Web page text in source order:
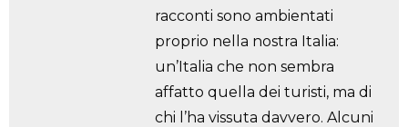
racconti sono ambientati
proprio nella nostra Italia:
un’Italia che non sembra
affatto quella dei turisti, ma di
chi l’ha vissuta davvero. Alcuni